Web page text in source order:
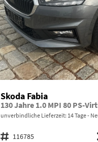
Skoda Fabia
unverbindliche Lieferzeit: 14 Tage
Fahrzeugnr. 116785